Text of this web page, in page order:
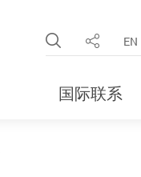
Open Site
分享 EN
国际联系